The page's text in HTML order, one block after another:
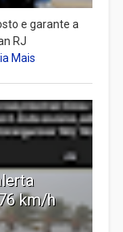
e garante a
RJ
Mais
km/h